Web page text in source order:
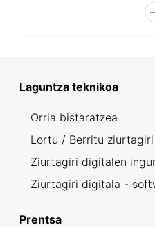
Laguntza teknikoa
Orria bistaratzea
Lortu / Berritu
Ziurtagiri digitalen
Ziurtagiri digitala -
Prentsa